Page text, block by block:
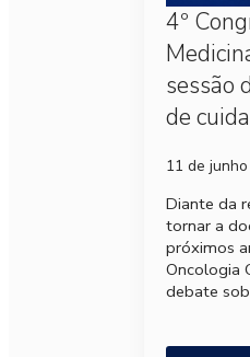
4º
sessão
de
11 de
Diante da
tornar a
próximos
Oncologia
debate